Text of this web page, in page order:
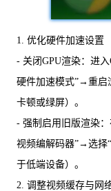
1. 优化硬件加速设置
- 关闭GPU渲染：进
硬件加速模式”→重启
卡顿或绿屏）。
- 强制启用旧版渲染
视频编解码器”→选择
于低端设备）。
2. 调整视频缓存与网